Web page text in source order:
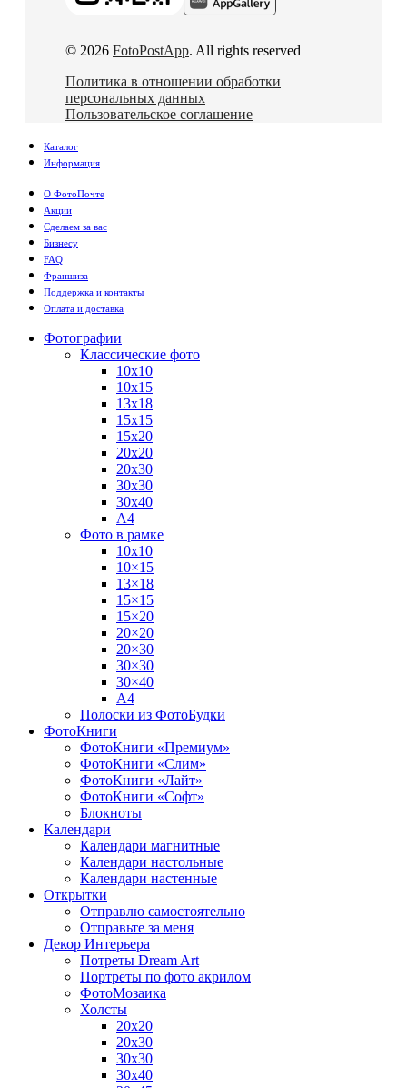
© 2026 FotoPostApp. All rights reserved
Политика в отношении обработки
персональных данных
Пользовательское соглашение
Каталог
Информация
О ФотоПочте
Акции
Сделаем за вас
Бизнесу
FAQ
Франшиза
Поддержка и контакты
Оплата и доставка
Фотографии
Классические фото
10х10
10х15
13х18
15х15
15х20
20х20
20х30
30х30
30х40
А4
Фото в рамке
10х10
10×15
13×18
15×15
15×20
20×20
20×30
30×30
30×40
A4
Полоски из ФотоБудки
ФотоКниги
ФотоКниги «Премиум»
ФотоКниги «Слим»
ФотоКниги «Лайт»
ФотоКниги «Софт»
Блокноты
Календари
Календари магнитные
Календари настольные
Календари настенные
Открытки
Отправлю самостоятельно
Отправьте за меня
Декор Интерьера
Потреты Dream Art
Портреты по фото акрилом
ФотоМозаика
Холсты
20х20
20х30
30х30
30х40